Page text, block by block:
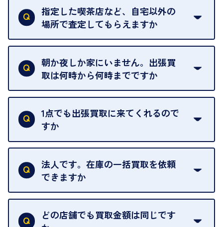
ただけません。
指定した喫茶店など、自宅以外の
場所で査定してもらえますか
ご自宅以外での査定はお引き受けできません。ご指
定のお店や、ほかのお客様への迷惑となることが考
えられるためです。
朝か夜しか家にいません。出張買
取は何時から何時までですか
ご訪問可能時間は、10時から19時です。
ただし、お品物の種類や量によっては対応させてい
ただくことがあります。
1点でも出張買取に来てくれるので
すか
はい。1点でもお伺いします。
法人です。在庫の一括買取を依頼
できますか
はい。喜んで承ります。出張買取をご利用くださ
い。
どの店舗でも買取金額は同じです